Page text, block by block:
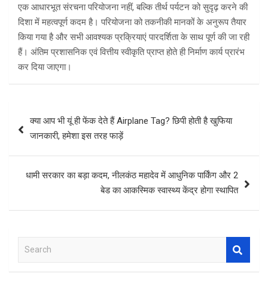
एक आधारभूत संरचना परियोजना नहीं, बल्कि तीर्थ पर्यटन को सुदृढ़ करने की
दिशा में महत्वपूर्ण कदम है। परियोजना को तकनीकी मानकों के अनुरूप तैयार
किया गया है और सभी आवश्यक प्रक्रियाएं पारदर्शिता के साथ पूर्ण की जा रही
हैं। अंतिम प्रशासनिक एवं वित्तीय स्वीकृति प्राप्त होते ही निर्माण कार्य प्रारंभ
कर दिया जाएगा।
navigation
क्या आप भी यूं ही फेंक देते हैं Airplane Tag? छिपी होती है खुफिया
जानकारी, हमेशा इस तरह फाड़ें
धामी सरकार का बड़ा कदम, नीलकंठ महादेव में आधुनिक पार्किंग और 2
बेड का आकस्मिक स्वास्थ्य केंद्र होगा स्थापित
a